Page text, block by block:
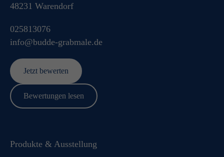
info@budde-grabmale.de
025813076
48231 Warendorf
Jetzt bewerten
Bewertungen lesen
Produkte & Ausstellung